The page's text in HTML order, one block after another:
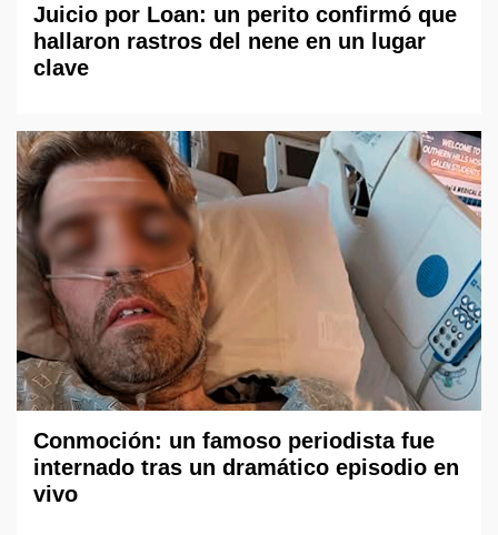
Juicio por Loan: un perito confirmó que
hallaron rastros del nene en un lugar
clave
Conmoción: un famoso periodista fue
internado tras un dramático episodio en
vivo